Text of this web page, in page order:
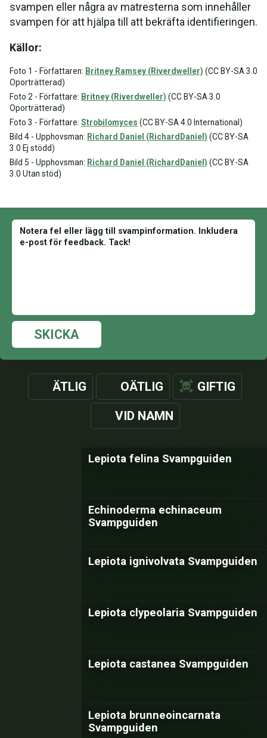
svampen eller några av matresterna som innehåller
svampen för att hjälpa till att bekräfta identifieringen.
Källor:
Foto 1 - Författaren: Britney Ramsey (Riverdweller) (CC BY-SA 3.0
Oporträtterad)
Foto 2 - Författare: Britney (Riverdweller) (CC BY-SA 3.0
Oporträtterad)
Foto 3 - Författare: Strobilomyces (CC BY-SA 4.0 International)
Bild 4 - Upphovsman: Richard Daniel (RichardDaniel) (CC BY-SA
3.0 Ej stödd)
Bild 5 - Upphovsman: Richard Daniel (RichardDaniel) (CC BY-SA
3.0 Utan stöd)
SKICKA
ÄTLIG OÄTLIG GIFTIG
VID NAMN
Lepiota felina Svampguiden
Echinoderma echinaceum
Svampguiden
Lepiota ignivolvata Svampguiden
Lepiota clypeolaria Svampguiden
Lepiota castanea Svampguiden
Lepiota brunneoincarnata
Svampguiden